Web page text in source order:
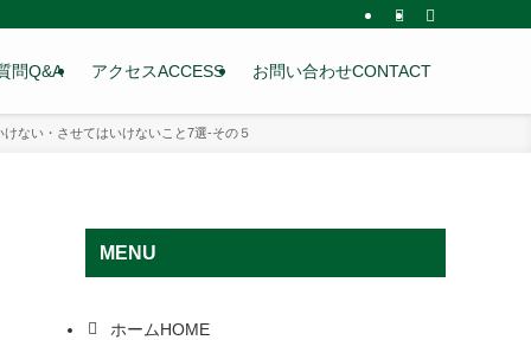
問Q&A アクセスACCESS お問い合わせCONTACT
ない・させてはいけないこと7選-その５
MENU
ホームHOME